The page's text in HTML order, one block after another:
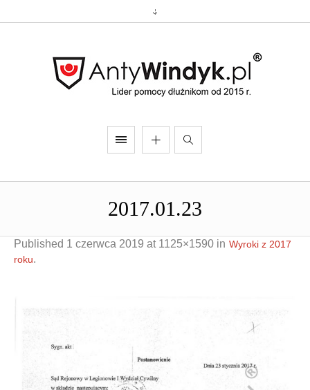
Doradztwo prawne Negocjacje z wierzycielami
2017.01.23
Published 1 czerwca 2019 at 1125×1590 in Wyroki z 2017
roku.